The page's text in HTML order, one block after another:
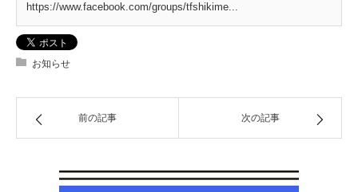
https://www.facebook.com/groups/tfshikime...
お知らせ
前の記事 次の記事